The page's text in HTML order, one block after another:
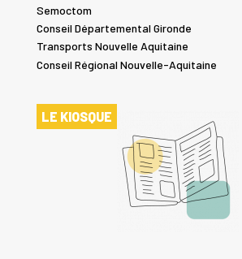
Semoctom
Conseil Départemental Gironde
Transports Nouvelle Aquitaine
Conseil Régional Nouvelle-Aquitaine
LE KIOSQUE